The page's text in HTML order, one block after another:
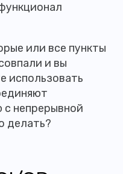
или все пункты
и вы
использовать
непрерывной
делать?